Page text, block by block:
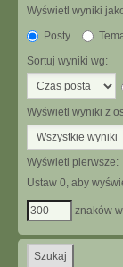
Wyświetl wyniki
Posty
Sortuj wyniki wg:
Wyświetl wyniki z
Wyświetl pierwsze:
Ustaw 0, aby
znaków